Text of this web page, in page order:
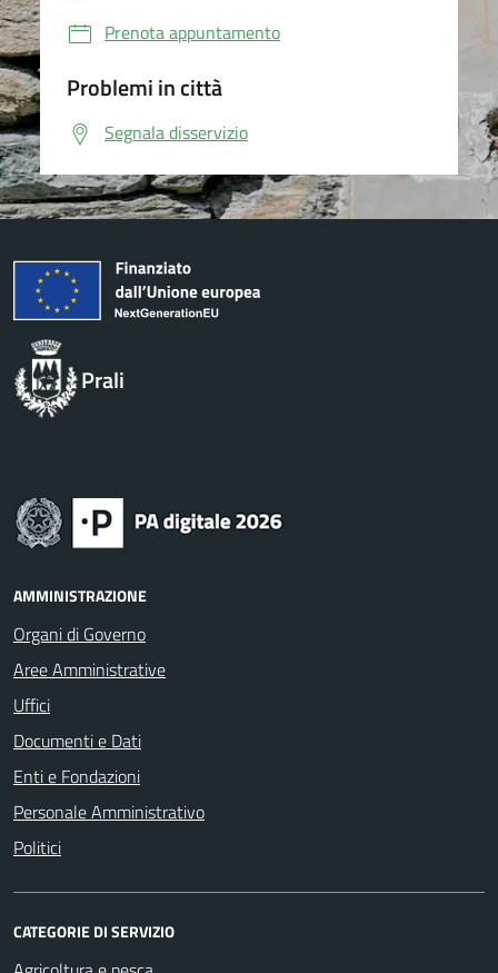
Prenota appuntamento
Problemi in città
Segnala disservizio
Prali
AMMINISTRAZIONE
Organi di Governo
Aree Amministrative
Uffici
Documenti e Dati
Enti e Fondazioni
Personale Amministrativo
Politici
CATEGORIE DI SERVIZIO